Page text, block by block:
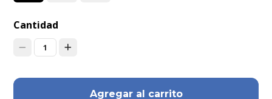
Cantidad
1
Agregar al carrito